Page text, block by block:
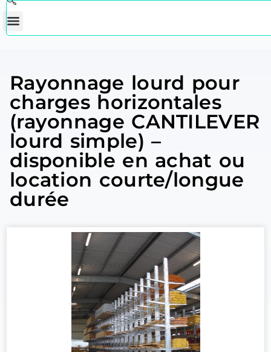
Rayonnage lourd pour
charges horizontales
(rayonnage CANTILEVER
lourd simple) –
disponible en achat ou
location courte/longue
durée